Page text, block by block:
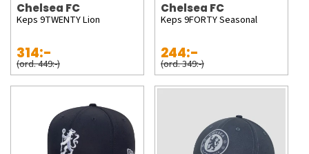
Chelsea FC
Keps 9TWENTY Lion
314:-
(ord. 449:-)
Chelsea FC
Keps 9FORTY Seasonal
244:-
(ord. 349:-)